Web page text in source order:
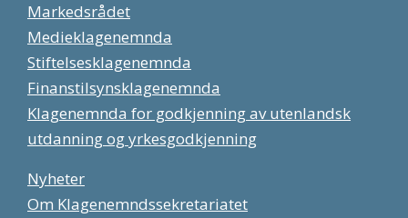
Markedsrådet
Medieklagenemnda
Stiftelsesklagenemnda
Finanstilsynsklagenemnda
Klagenemnda for godkjenning av utenlandsk
utdanning og yrkesgodkjenning
Nyheter
Om Klagenemndssekretariatet